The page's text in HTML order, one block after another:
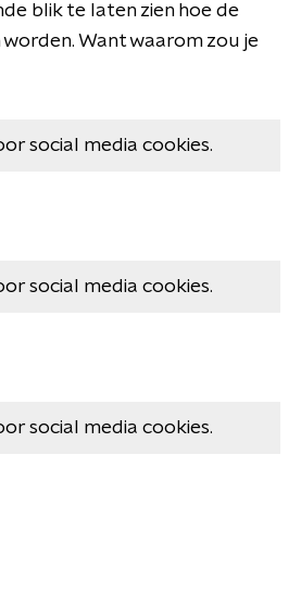
blik te laten zien hoe de
Want waarom zou je
social media cookies.
social media cookies.
social media cookies.